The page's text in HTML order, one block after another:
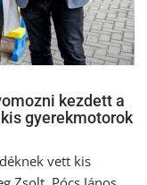
kezdett a
gyerekmotorok
vett kis